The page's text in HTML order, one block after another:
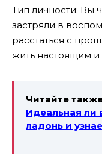
Тип личности: Вы
застряли в
расстаться с
жить настоящим и
Читайте
Идеальная ли
ладонь и